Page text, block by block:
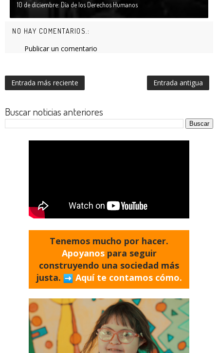
10 de diciembre: Día de los Derechos Humanos
NO HAY COMENTARIOS.:
Publicar un comentario
Entrada más reciente Entrada antigua
Buscar noticias anteriores
Tenemos mucho por hacer.
Apoyanos para seguir
construyendo una sociedad más
justa.
Aquí te contamos cómo.